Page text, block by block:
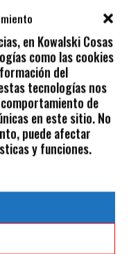
en Kowalski Cosas
como las cookies
del
tecnologías nos
de
en este sitio. No
puede afectar
y funciones.